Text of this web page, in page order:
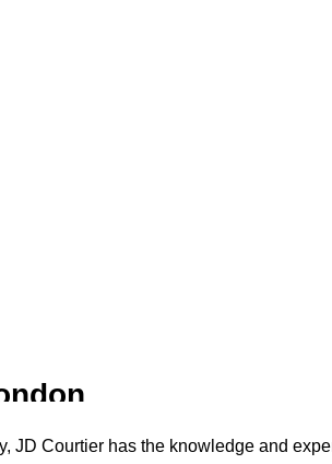
JD Courtier has the knowledge and